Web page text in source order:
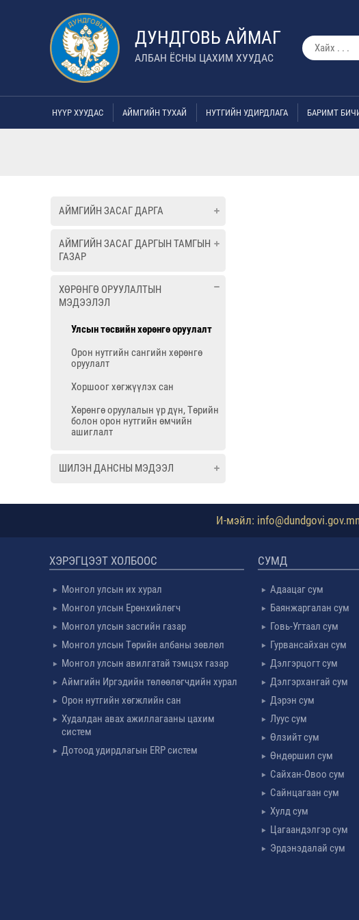
ДУНДГОВЬ АЙМАГ
АЛБАН ЁСНЫ ЦАХИМ ХУУДАС
НҮҮР ХУУДАС АЙМГИЙН ТУХАЙ НУТГИЙН УДИРДЛАГА БАРИМТ
АЙМГИЙН ЗАСАГ ДАРГА
АЙМГИЙН ЗАСАГ ДАРГЫН ТАМГЫН
ГАЗАР
ХӨРӨНГӨ ОРУУЛАЛТЫН
МЭДЭЭЛЭЛ
Улсын төсвийн хөрөнгө оруулалт
Орон нутгийн сангийн хөрөнгө
оруулалт
Хоршоог хөгжүүлэх сан
Хөрөнгө оруулалын үр дүн, Төрийн
болон орон нутгийн өмчийн
ашиглалт
ШИЛЭН ДАНСНЫ МЭДЭЭЛ
И-мэйл:
ХЭРЭГЦЭЭТ ХОЛБООС
Монгол улсын их хурал
Монгол улсын Ерөнхийлөгч
Монгол улсын засгийн газар
Монгол улсын Төрийн албаны зөвлөл
Монгол улсын авилгатай тэмцэх газар
Аймгийн Иргэдийн төлөөлөгчдийн хурал
Орон нутгийн хөгжлийн сан
Худалдан авах ажиллагааны цахим
систем
Дотоод удирдлагын ERP систем
СУМД
Адаацаг сум
Баянжаргалан сум
Говь-Угтаал сум
Гурвансайхан сум
Дэлгэрцогт сум
Дэлгэрхангай сум
Дэрэн сум
Луус сум
Өлзийт сум
Өндөршил сум
Сайхан-Овоо сум
Сайнцагаан сум
Хулд сум
Цагаандэлгэр сум
Эрдэнэдалай сум